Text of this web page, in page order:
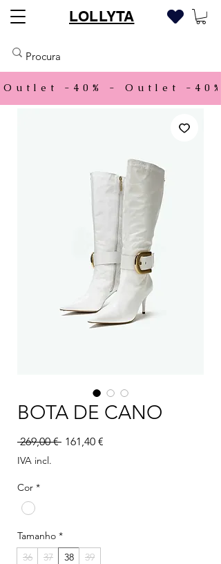
LOLLYTA
Outlet -40% -
BOTA DE CANO
269,00 € Preço normal
161,40 €
IVA incl.
Cor *
Tamanho *
36
37 38 39